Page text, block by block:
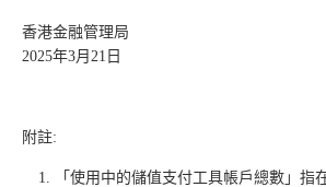
香港金融管理局
2025年3月21日
附註:
「使用中的儲值支付工具帳戶總數」指